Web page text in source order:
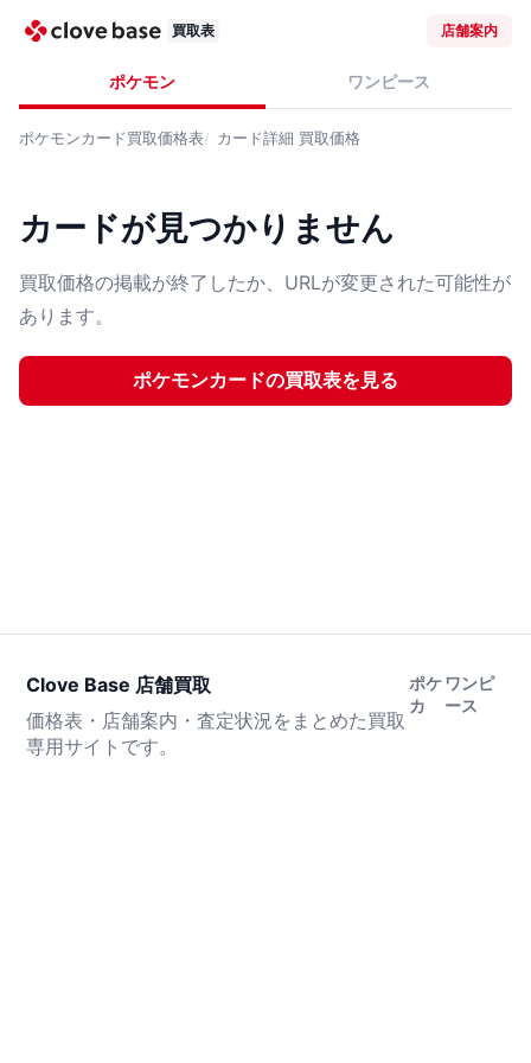
買取表 店舗案内
ポケモン ワンピース
ポケモンカード買取価格表 カード詳細 買取価格
カードが見つかりません
買取価格の掲載が終了したか、URLが変更された可能性が
あります。
ポケモンカードの買取表を見る
Clove Base 店舗買取
価格表・店舗案内・査定状況をまとめた買取
専用サイトです。
ポケ
カ
ワンピ
ース